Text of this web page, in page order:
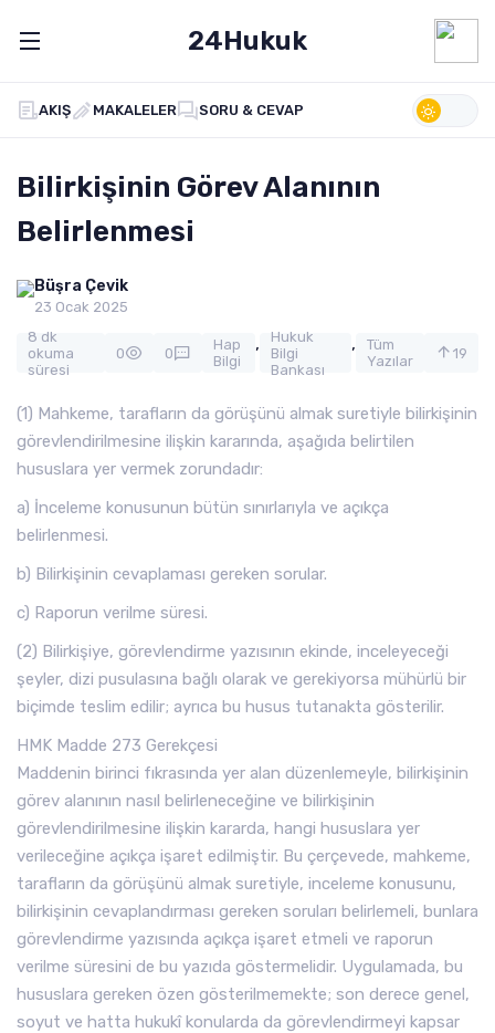
24Hukuk
AKIŞ MAKALELER SORU & CEVAP
Bilirkişinin Görev Alanının
Belirlenmesi
Büşra Çevik
23 Ocak 2025
8 dk
okuma
süresi
0 0
Hap
Bilgi
,
Hukuk
Bilgi
Bankası
,
Tüm
Yazılar
19
(1) Mahkeme, tarafların da görüşünü almak suretiyle bilirkişinin
görevlendirilmesine ilişkin kararında, aşağıda belirtilen
hususlara yer vermek zorundadır:
a) İnceleme konusunun bütün sınırlarıyla ve açıkça
belirlenmesi.
b) Bilirkişinin cevaplaması gereken sorular.
c) Raporun verilme süresi.
(2) Bilirkişiye, görevlendirme yazısının ekinde, inceleyeceği
şeyler, dizi pusulasına bağlı olarak ve gerekiyorsa mühürlü bir
biçimde teslim edilir; ayrıca bu husus tutanakta gösterilir.
HMK Madde 273 Gerekçesi
Maddenin birinci fıkrasında yer alan düzenlemeyle, bilirkişinin
görev alanının nasıl belirleneceğine ve bilirkişinin
görevlendirilmesine ilişkin kararda, hangi hususlara yer
verileceğine açıkça işaret edilmiştir. Bu çerçevede, mahkeme,
tarafların da görüşünü almak suretiyle, inceleme konusunu,
bilirkişinin cevaplandırması gereken soruları belirlemeli, bunlara
görevlendirme yazısında açıkça işaret etmeli ve raporun
verilme süresini de bu yazıda göstermelidir. Uygulamada, bu
hususlara gereken özen gösterilmemekte; son derece genel,
soyut ve hatta hukukî konularda da görevlendirmeyi kapsar